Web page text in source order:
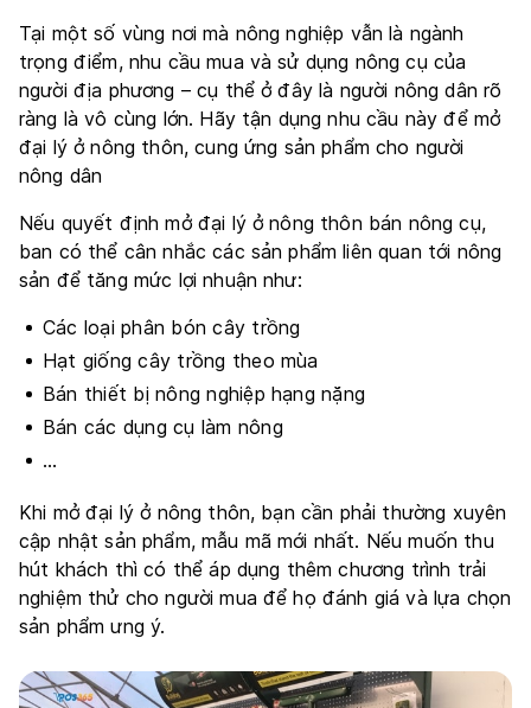
Tại một số vùng nơi mà nông nghiệp vẫn là ngành
trọng điểm, nhu cầu mua và sử dụng nông cụ của
người địa phương – cụ thể ở đây là người nông dân rõ
ràng là vô cùng lớn. Hãy tận dụng nhu cầu này để mở
đại lý ở nông thôn, cung ứng sản phẩm cho người
nông dân
Nếu quyết định mở đại lý ở nông thôn bán nông cụ,
ban có thể cân nhắc các sản phẩm liên quan tới nông
sản để tăng mức lợi nhuận như:
Các loại phân bón cây trồng
Hạt giống cây trồng theo mùa
Bán thiết bị nông nghiệp hạng nặng
Bán các dụng cụ làm nông
…
Khi mở đại lý ở nông thôn, bạn cần phải thường xuyên
cập nhật sản phẩm, mẫu mã mới nhất. Nếu muốn thu
hút khách thì có thể áp dụng thêm chương trình trải
nghiệm thử cho người mua để họ đánh giá và lựa chọn
sản phẩm ưng ý.